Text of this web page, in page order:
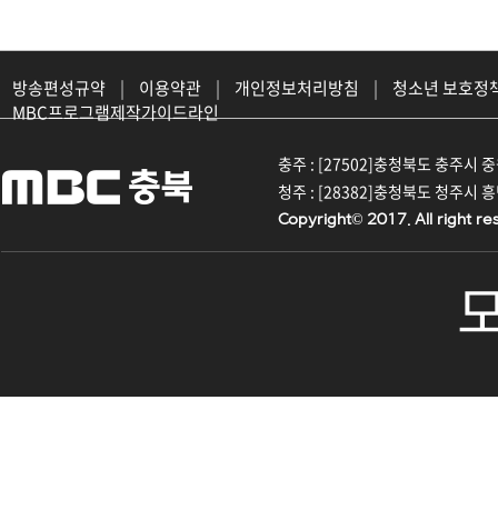
방송편성규약 | 이용약관 | 개인정보처리방침 |
청소년 보호정
MBC프로그램제작가이드라인
충주 : [27502]충청북도 충주시
청주 : [28382]충청북도 청주시
Copyright© 2017. All right